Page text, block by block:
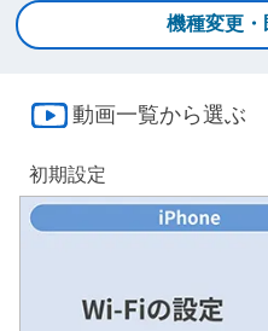
機種変更・
動画一覧から選ぶ
初期設定
Wi-Fiの設定